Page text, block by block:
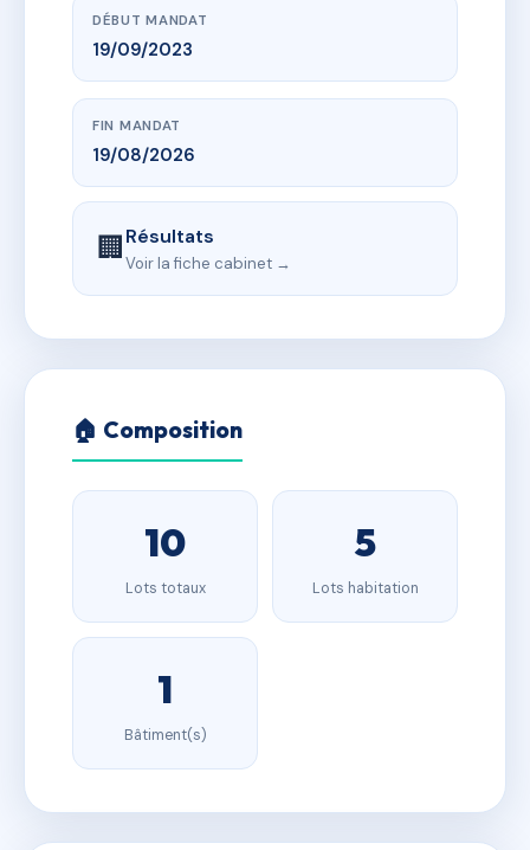
DÉBUT MANDAT
19/09/2023
FIN MANDAT
19/08/2026
🏢Résultats
Voir la fiche cabinet →
🏠 Composition
10
Lots totaux
5
Lots habitation
1
Bâtiment(s)